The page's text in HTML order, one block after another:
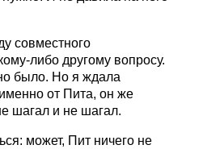
совместного
либо другому вопросу.
было. Но я ждала
от Пита, он же
шагал и не шагал.
может, Пит ничего не